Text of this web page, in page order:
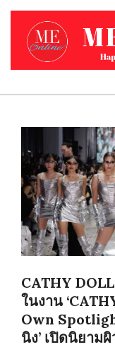
Skip
content
Primary
CATHY
ในงาน
Own
นิง’ เปิดนิยาม